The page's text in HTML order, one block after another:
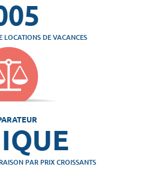
LOCATIONS DE VACANCES
PAR PRIX CROISSANTS